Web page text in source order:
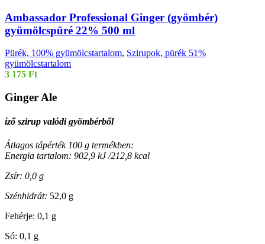
Ambassador Professional Ginger (gyömbér)
gyümölcspüré 22% 500 ml
Pürék, 100% gyümölcstartalom, Szirupok, pürék 51%
gyümölcstartalom
3 175 Ft
Ginger Ale
íző szirup valódi gyömbérből
Átlagos tápérték 100 g termékben:
Energia tartalom: 902,9 kJ /212,8 kcal
Zsír: 0,0 g
Szénhidrát: 52,0 g
Fehérje: 0,1 g
Só: 0,1 g